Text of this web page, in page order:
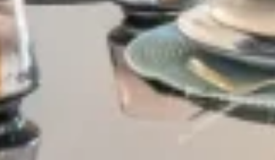
Village-Neuf - Appartements neufs résidence Allure